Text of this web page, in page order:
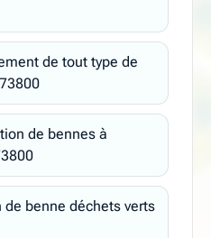
de tout type de
de bennes à
benne déchets verts